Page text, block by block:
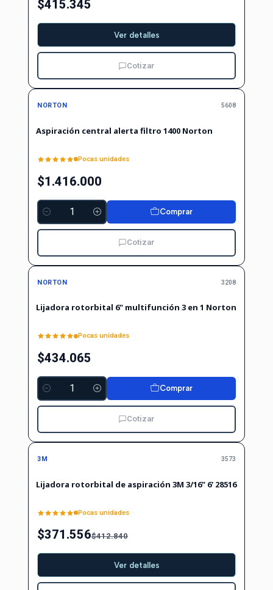
$415.345
Ver detalles
Cotizar
NORTON 5608
Aspiración central alerta filtro 1400 Norton
Pocas unidades
$1.416.000
Cantidad
Comprar
Cotizar
NORTON 3208
Lijadora rotorbital 6" multifunción 3 en 1 Norton
Pocas unidades
$434.065
Cantidad
Comprar
Cotizar
-10%
3M 3573
Lijadora rotorbital de aspiración 3M 3/16" 6' 28516
Pocas unidades
$371.556$412.840
Ver detalles